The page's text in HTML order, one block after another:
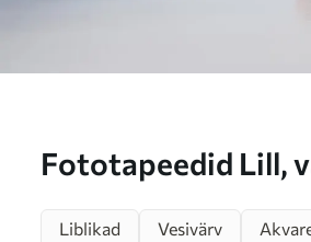
Fototapeedid Lill,
Liblikad Vesivärv